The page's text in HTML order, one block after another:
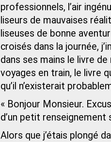
professionnels, l’air
liseurs de mauvaises
liseuses de bonne
croisés dans la journée,
dans ses mains le livre
voyages en train, le livre
qu’il n’existerait
« Bonjour Monsieur.
d’un petit renseignement
Alors que j’étais plongé